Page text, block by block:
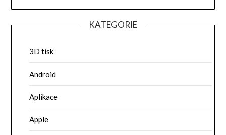
KATEGORIE
3D tisk
Android
Aplikace
Apple